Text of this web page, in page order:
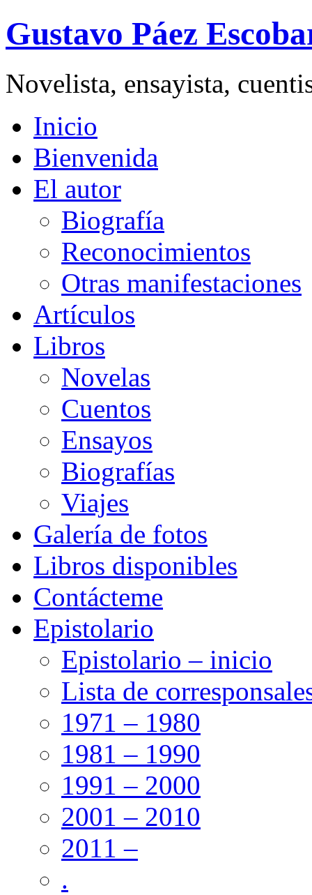
Gustavo Páez
Novelista, ensayista,
Inicio
Bienvenida
El autor
Biografía
Reconocimientos
Otras manifestaciones
Artículos
Libros
Novelas
Cuentos
Ensayos
Biografías
Viajes
Galería de fotos
Libros disponibles
Contácteme
Epistolario
Epistolario – inicio
Lista de
1971 – 1980
1981 – 1990
1991 – 2000
2001 – 2010
2011 –
.